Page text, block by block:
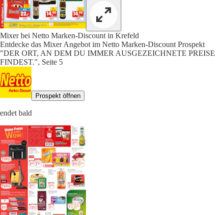
Mixer bei Netto Marken-Discount in Krefeld
Entdecke das Mixer Angebot im Netto Marken-Discount Prospekt
"DER ORT, AN DEM DU IMMER AUSGEZEICHNETE PREISE
FINDEST.", Seite 5
Prospekt öffnen
endet bald